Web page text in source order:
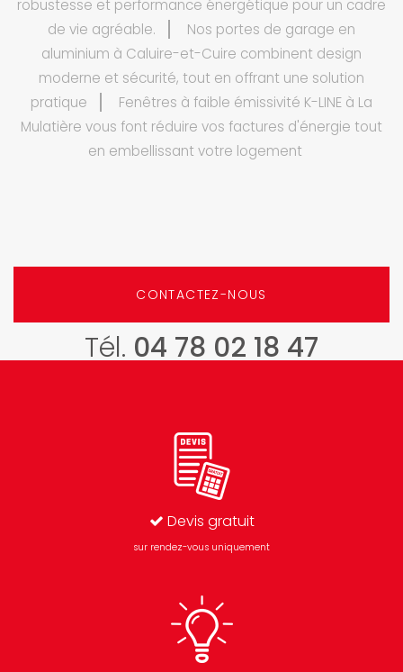
robustesse et performance énergétique pour un cadre
de vie agréable.
Nos portes de garage en
aluminium à Caluire-et-Cuire combinent design
moderne et sécurité, tout en offrant une solution
pratique
Fenêtres à faible émissivité K-LINE à La
Mulatière vous font réduire vos factures d'énergie tout
en embellissant votre logement
CONTACTEZ-NOUS
Tél. 04 78 02 18 47
Devis gratuit
sur rendez-vous uniquement